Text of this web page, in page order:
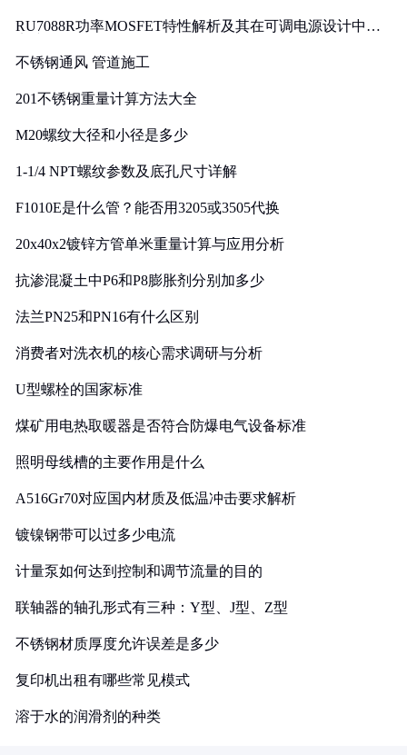
RU7088R功率MOSFET特性解析及其在可调电源设计中的
不锈钢通风 管道施工
201不锈钢重量计算方法大全
M20螺纹大径和小径是多少
1-1/4 NPT螺纹参数及底孔尺寸详解
F1010E是什么管？能否用3205或3505代换
20x40x2镀锌方管单米重量计算与应用分析
抗渗混凝土中P6和P8膨胀剂分别加多少
法兰PN25和PN16有什么区别
消费者对洗衣机的核心需求调研与分析
U型螺栓的国家标准
煤矿用电热取暖器是否符合防爆电气设备标准
照明母线槽的主要作用是什么
A516Gr70对应国内材质及低温冲击要求解析
镀镍钢带可以过多少电流
计量泵如何达到控制和调节流量的目的
联轴器的轴孔形式有三种：Y型、J型、Z型
不锈钢材质厚度允许误差是多少
复印机出租有哪些常见模式
溶于水的润滑剂的种类